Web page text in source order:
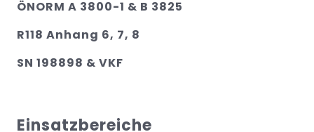
ÖNORM A 3800-1 & B 3825
R118 Anhang 6, 7, 8
SN 198898 & VKF
Einsatzbereiche